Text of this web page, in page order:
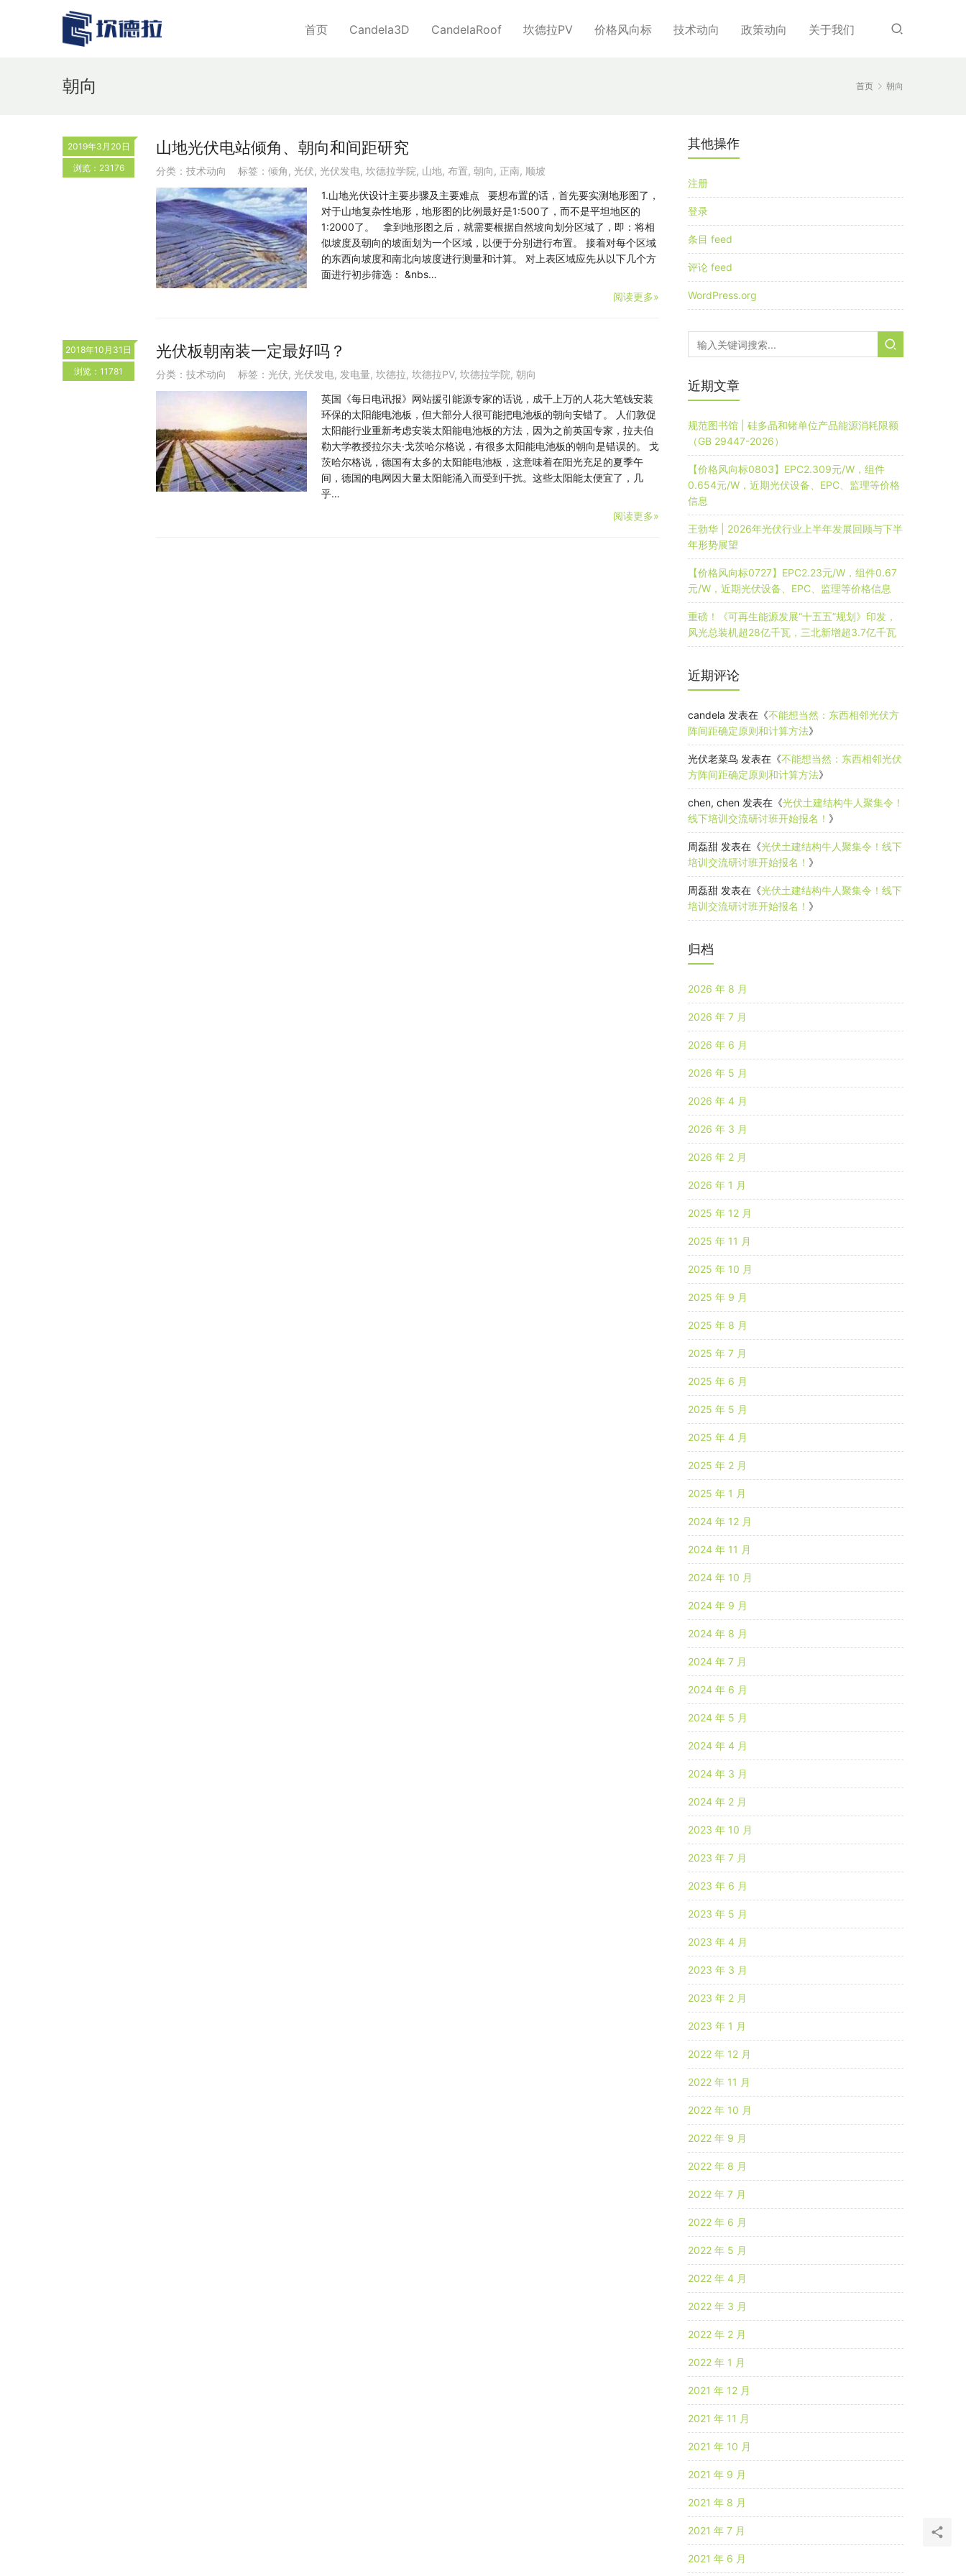
首页 Candela3D CandelaRoof 坎德拉PV 价格风向标 技术动向 政策动向 关于我们
首页 朝向
朝向
2019年3月20日
浏览：23176
山地光伏电站倾角、朝向和间距研究
分类： 技术动向 标签： 倾角 , 光伏, 光伏发电, 坎德拉学院, 山地, 布置, 朝向 , 正南, 顺坡
1.山地光伏设计主要步骤及主要难点 要想布置的话，首先要实测地形图了，
对于山地复杂性地形，地形图的比例最好是1:500了，而不是平坦地区的
1:2000了。 拿到地形图之后，就需要根据自然坡向划分区域了，即：将相
似坡度及朝向的坡面划为一个区域，以便于分别进行布置。 接着对每个区域
的东西向坡度和南北向坡度进行测量和计算。 对上表区域应先从以下几个方
面进行初步筛选： &nbs…
阅读更多»
2018年10月31日
浏览：11781
光伏板朝南装一定最好吗？
分类： 技术动向 标签： 光伏, 光伏发电, 发电量, 坎德拉, 坎德拉PV, 坎德拉学院, 朝向
英国《每日电讯报》网站援引能源专家的话说，成千上万的人花大笔钱安装
环保的太阳能电池板，但大部分人很可能把电池板的朝向安错了。 人们敦促
太阳能行业重新考虑安装太阳能电池板的方法，因为之前英国专家，拉夫伯
勒大学教授拉尔夫·戈茨哈尔格说，有很多太阳能电池板的朝向是错误的。 戈
茨哈尔格说，德国有太多的太阳能电池板，这意味着在阳光充足的夏季午
间，德国的电网因大量太阳能涌入而受到干扰。这些太阳能太便宜了，几
乎…
阅读更多»
其他操作
注册
登录
条目 feed
评论 feed
WordPress.org
近期文章
规范图书馆 | 硅多晶和锗单位产品能源消耗限额
（GB 29447-2026）
【价格风向标0803】EPC2.309元/W，组件
0.654元/W，近期光伏设备、EPC、监理等价格
信息
王勃华 | 2026年光伏行业上半年发展回顾与下半
年形势展望
【价格风向标0727】EPC2.23元/W，组件0.67
元/W，近期光伏设备、EPC、监理等价格信息
重磅！《可再生能源发展“十五五”规划》印发，
风光总装机超28亿千瓦，三北新增超3.7亿千瓦
近期评论
candela 发表在《不能想当然：东西相邻光伏方
阵间距确定原则和计算方法》
光伏老菜鸟 发表在《不能想当然：东西相邻光伏
方阵间距确定原则和计算方法》
chen, chen 发表在《光伏土建结构牛人聚集令！
线下培训交流研讨班开始报名！ 》
周磊甜 发表在《光伏土建结构牛人聚集令！线下
培训交流研讨班开始报名！ 》
周磊甜 发表在《光伏土建结构牛人聚集令！线下
培训交流研讨班开始报名！ 》
归档
2026 年 8 月
2026 年 7 月
2026 年 6 月
2026 年 5 月
2026 年 4 月
2026 年 3 月
2026 年 2 月
2026 年 1 月
2025 年 12 月
2025 年 11 月
2025 年 10 月
2025 年 9 月
2025 年 8 月
2025 年 7 月
2025 年 6 月
2025 年 5 月
2025 年 4 月
2025 年 2 月
2025 年 1 月
2024 年 12 月
2024 年 11 月
2024 年 10 月
2024 年 9 月
2024 年 8 月
2024 年 7 月
2024 年 6 月
2024 年 5 月
2024 年 4 月
2024 年 3 月
2024 年 2 月
2023 年 10 月
2023 年 7 月
2023 年 6 月
2023 年 5 月
2023 年 4 月
2023 年 3 月
2023 年 2 月
2023 年 1 月
2022 年 12 月
2022 年 11 月
2022 年 10 月
2022 年 9 月
2022 年 8 月
2022 年 7 月
2022 年 6 月
2022 年 5 月
2022 年 4 月
2022 年 3 月
2022 年 2 月
2022 年 1 月
2021 年 12 月
2021 年 11 月
2021 年 10 月
2021 年 9 月
2021 年 8 月
2021 年 7 月
2021 年 6 月